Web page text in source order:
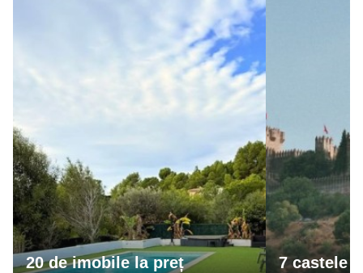
20 de imobile la preț
7 castele